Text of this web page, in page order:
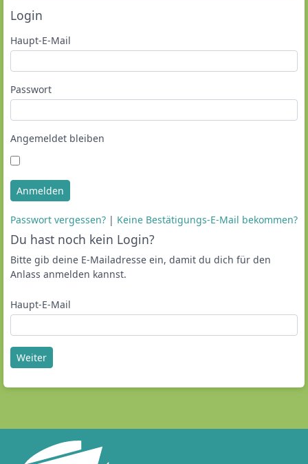
Login
Haupt-E-Mail
Passwort
Angemeldet bleiben
Anmelden
Passwort vergessen? | Keine Bestätigungs-E-Mail bekommen?
Du hast noch kein Login?
Bitte gib deine E-Mailadresse ein, damit du dich für den
Anlass anmelden kannst.
Haupt-E-Mail
Weiter